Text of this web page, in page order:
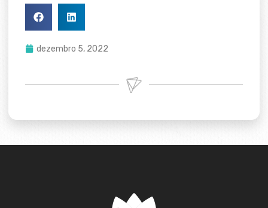
dezembro 5, 2022